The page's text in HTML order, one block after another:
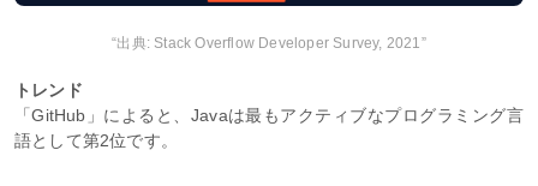
“出典: Stack Overflow Developer Survey, 2021”
トレンド
「GitHub」によると、Javaは最もアクティブなプログラミング言
語として第2位です。